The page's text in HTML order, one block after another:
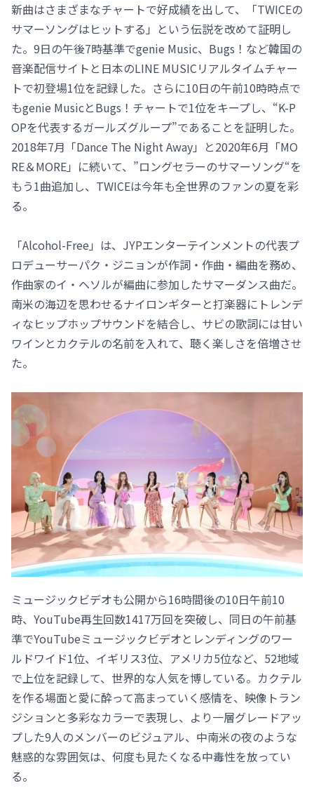
新曲はさまざまなチャートで好成績を出して、「TWICEの
サマーソングはヒットする」という伝説を改めて証明し
た。9日の午後7時基準でgenie Music、Bugs！など韓国の
音楽配信サイトと日本のLINE MUSICリアルタイムチャー
トで初登場1位を記録した。さらに10日の午前10時時点で
もgenie MusicとBugs！チャートで1位をキープし、“K-P
OPを代表するガールズグループ”であることを証明した。
2018年7月「Dance The Night Away」と2020年6月「MO
RE＆MORE」に続いて、”ロングセラーのサマーソング“を
もう1曲追加し、TWICEは今年も全世界のファンの夏を彩
る。
「Alcohol-Free」は、JYPエンターテインメントの代表プ
ロデューサーパク・ジニョンが作詞・作曲・編曲を務め、
作曲家のイ・ヘソルが編曲に参加したサマーダンス曲だ。
南米の海辺を思わせるナイロンギターと打楽器にトレンデ
ィなヒップホップサウンドを結合し、サビの歌詞には甘い
ワインとカクテルの名前を入れて、聴く楽しさを倍増させ
た。
ミュージックビデオも公開から16時間後の10日午前10
時、YouTube再生回数1417万回を突破し、同日の午前基
準でYouTubeミュージックビデオとレンディングのワー
ルドワイド1位、イギリス3位、アメリカ5位など、52地域
で上位を記録して、世界的な人気を博している。カクテル
を作る場面と愛に酔って高まっていく感情を、映像トラン
ジションと多彩なカラーで表現し、より一層グレードアッ
プした9人のメンバーのビジュアル、中南米の夜のような
魅惑的な雰囲気は、何度も見たくなる中毒性を放ってい
る。